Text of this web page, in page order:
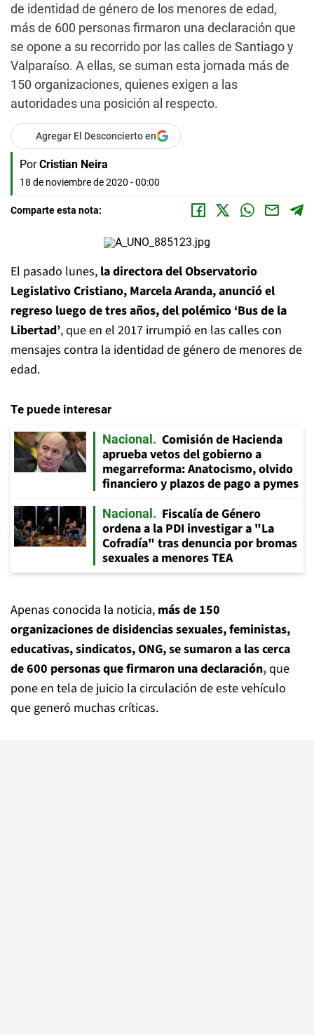
de identidad de género de los menores de edad,
más de 600 personas firmaron una declaración que
se opone a su recorrido por las calles de Santiago y
Valparaíso. A ellas, se suman esta jornada más de
150 organizaciones, quienes exigen a las
autoridades una posición al respecto.
Agregar El Desconcierto en
Por Cristian Neira
18 de noviembre de 2020 - 00:00
Comparte esta nota:
El pasado lunes, la directora del Observatorio
Legislativo Cristiano, Marcela Aranda, anunció el
regreso luego de tres años, del polémico ‘Bus de la
Libertad’, que en el 2017 irrumpió en las calles con
mensajes contra la identidad de género de menores de
edad.
Te puede interesar
Nacional
Comisión de Hacienda
aprueba vetos del gobierno a
megarreforma: Anatocismo, olvido
financiero y plazos de pago a pymes
Nacional
Fiscalía de Género
ordena a la PDI investigar a "La
Cofradía" tras denuncia por bromas
sexuales a menores TEA
Apenas conocida la noticia, más de 150
organizaciones de disidencias sexuales, feministas,
educativas, sindicatos, ONG, se sumaron a las cerca
de 600 personas que firmaron una declaración,que
pone en tela de juicio la circulación de este vehículo
que generó muchas críticas.